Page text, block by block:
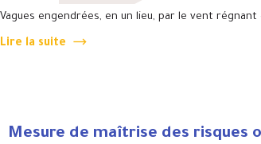
Vagues engendrées, en un lieu, par le vent régnant
Lire la suite
Mesure de maîtrise des risques